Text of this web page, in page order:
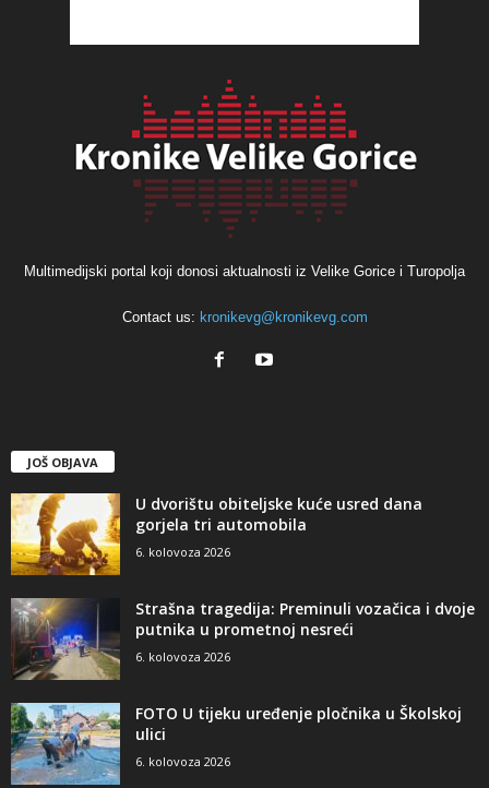
Multimedijski portal koji donosi aktualnosti iz Velike Gorice i Turopolja
Contact us: kronikevg@kronikevg.com
JOŠ OBJAVA
U dvorištu obiteljske kuće usred dana
gorjela tri automobila
6. kolovoza 2026
Strašna tragedija: Preminuli vozačica i dvoje
putnika u prometnoj nesreći
6. kolovoza 2026
FOTO U tijeku uređenje pločnika u Školskoj
ulici
6. kolovoza 2026